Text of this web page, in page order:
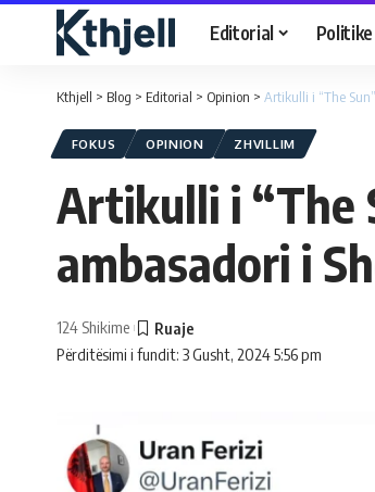
Editorial Politike
Kthjell > Blog > Editorial > Opinion > Artikulli i “The
FOKUS OPINION ZHVILLIM
Artikulli i “The
ambasadori i
Përditësimi i fundit: 3 Gusht, 2024 5:56 pm
124 Shikime